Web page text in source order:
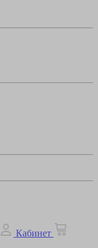
Кабинет